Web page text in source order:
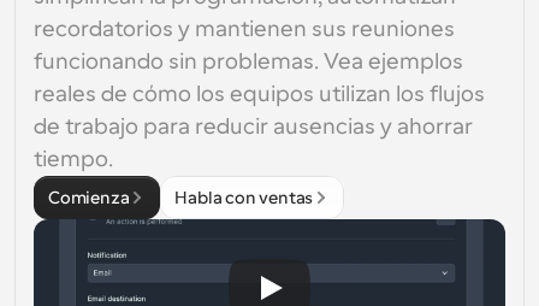
recordatorios y mantienen sus reuniones
funcionando sin problemas. Vea ejemplos
reales de cómo los equipos utilizan los flujos
de trabajo para reducir ausencias y ahorrar
tiempo.
Comienza Habla con ventas